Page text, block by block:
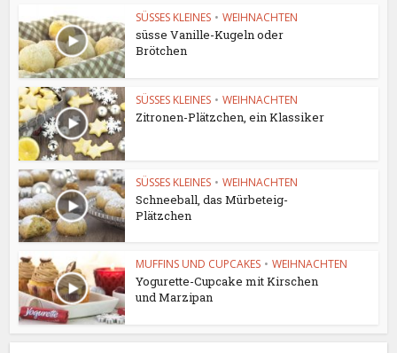
SÜSSES KLEINES • WEIHNACHTEN
süsse Vanille-Kugeln oder
Brötchen
SÜSSES KLEINES • WEIHNACHTEN
Zitronen-Plätzchen, ein Klassiker
SÜSSES KLEINES • WEIHNACHTEN
Schneeball, das Mürbeteig-
Plätzchen
MUFFINS UND CUPCAKES • WEIHNACHTEN
Yogurette-Cupcake mit Kirschen
und Marzipan